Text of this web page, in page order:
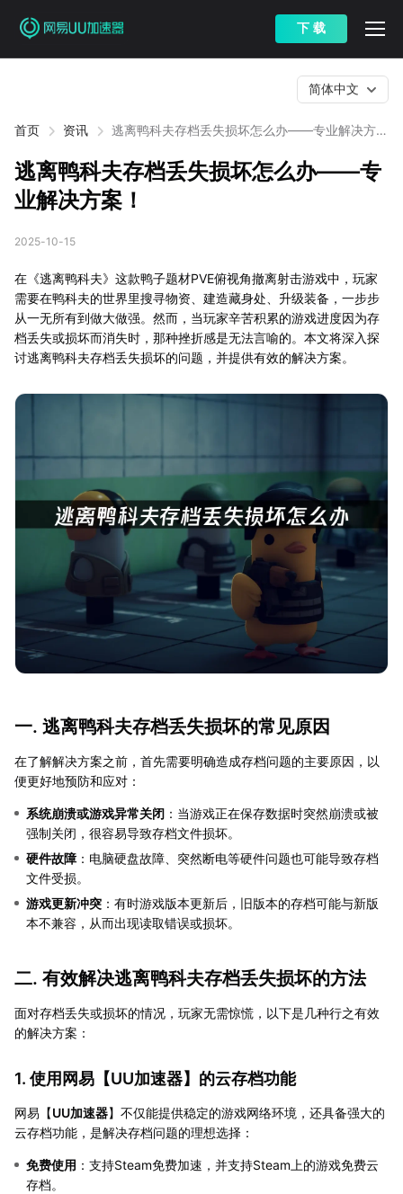
下 载
首页 资讯
逃离鸭科夫存档丢失损坏怎么办——专业解决方
简体中文
逃离鸭科夫存档丢失损坏怎么办——专
业解决方案！
2025-10-15
在《逃离鸭科夫》这款鸭子题材PVE俯视角撤离射击游戏中，玩家
需要在鸭科夫的世界里搜寻物资、建造藏身处、升级装备，一步步
从一无所有到做大做强。然而，当玩家辛苦积累的游戏进度因为存
档丢失或损坏而消失时，那种挫折感是无法言喻的。本文将深入探
讨逃离鸭科夫存档丢失损坏的问题，并提供有效的解决方案。
一. 逃离鸭科夫存档丢失损坏的常见原因
在了解解决方案之前，首先需要明确造成存档问题的主要原因，以
便更好地预防和应对：
系统崩溃或游戏异常关闭 ：当游戏正在保存数据时突然崩溃或被
强制关闭，很容易导致存档文件损坏。
硬件故障 ：电脑硬盘故障、突然断电等硬件问题也可能导致存档
文件受损。
游戏更新冲突 ：有时游戏版本更新后，旧版本的存档可能与新版
本不兼容，从而出现读取错误或损坏。
二. 有效解决逃离鸭科夫存档丢失损坏的方法
面对存档丢失或损坏的情况，玩家无需惊慌，以下是几种行之有效
的解决方案：
1. 使用网易【UU加速器】的云存档功能
网易【UU加速器】不仅能提供稳定的游戏网络环境，还具备强大的
云存档功能，是解决存档问题的理想选择：
免费使用 ：支持Steam免费加速，并支持Steam上的游戏免费云
存档。